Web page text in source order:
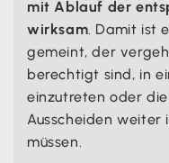
mit Ablauf der
wirksam. Damit ist
gemeint, der
berechtigt sind, in
einzutreten oder
Ausscheiden weiter
müssen.